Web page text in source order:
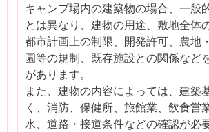
キャンプ場内の建築物の場合、一般
とは異なり、建物の用途、敷地全体
都市計画上の制限、開発許可、農地
園等の規制、既存施設との関係など
があります。
また、建物の内容によっては、建築
く、消防、保健所、旅館業、飲食営
水、道路・接道条件などの確認が必